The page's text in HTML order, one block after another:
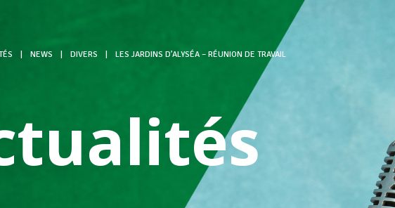
NEWS DIVERS LES JARDINS D’ALYSÉA – RÉUNION DE TRAVAIL